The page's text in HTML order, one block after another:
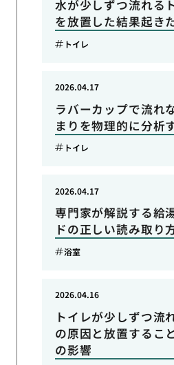
水が少しずつ流れる
を放置した結果起き
トイレ
ラバーカップで流れ
まりを物理的に分析
2026.04.17
トイレ
専門家が解説する給
ドの正しい読み取り
2026.04.17
浴室
トイレが少しずつ流
の原因と放置するこ
の影響
2026.04.16